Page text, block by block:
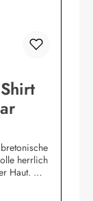
herrlich
Haut.